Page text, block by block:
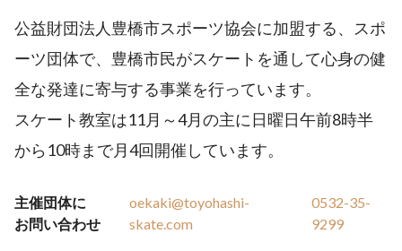
公益財団法人豊橋市スポーツ協会に加盟する、スポ
ーツ団体で、豊橋市民がスケートを通して心身の健
全な発達に寄与する事業を行っています。
スケート教室は11月～4月の主に日曜日午前8時半
から10時まで月4回開催しています。
主催団体に
お問い合わせ
oekaki@toyohashi-
skate.com
0532-35-
9299